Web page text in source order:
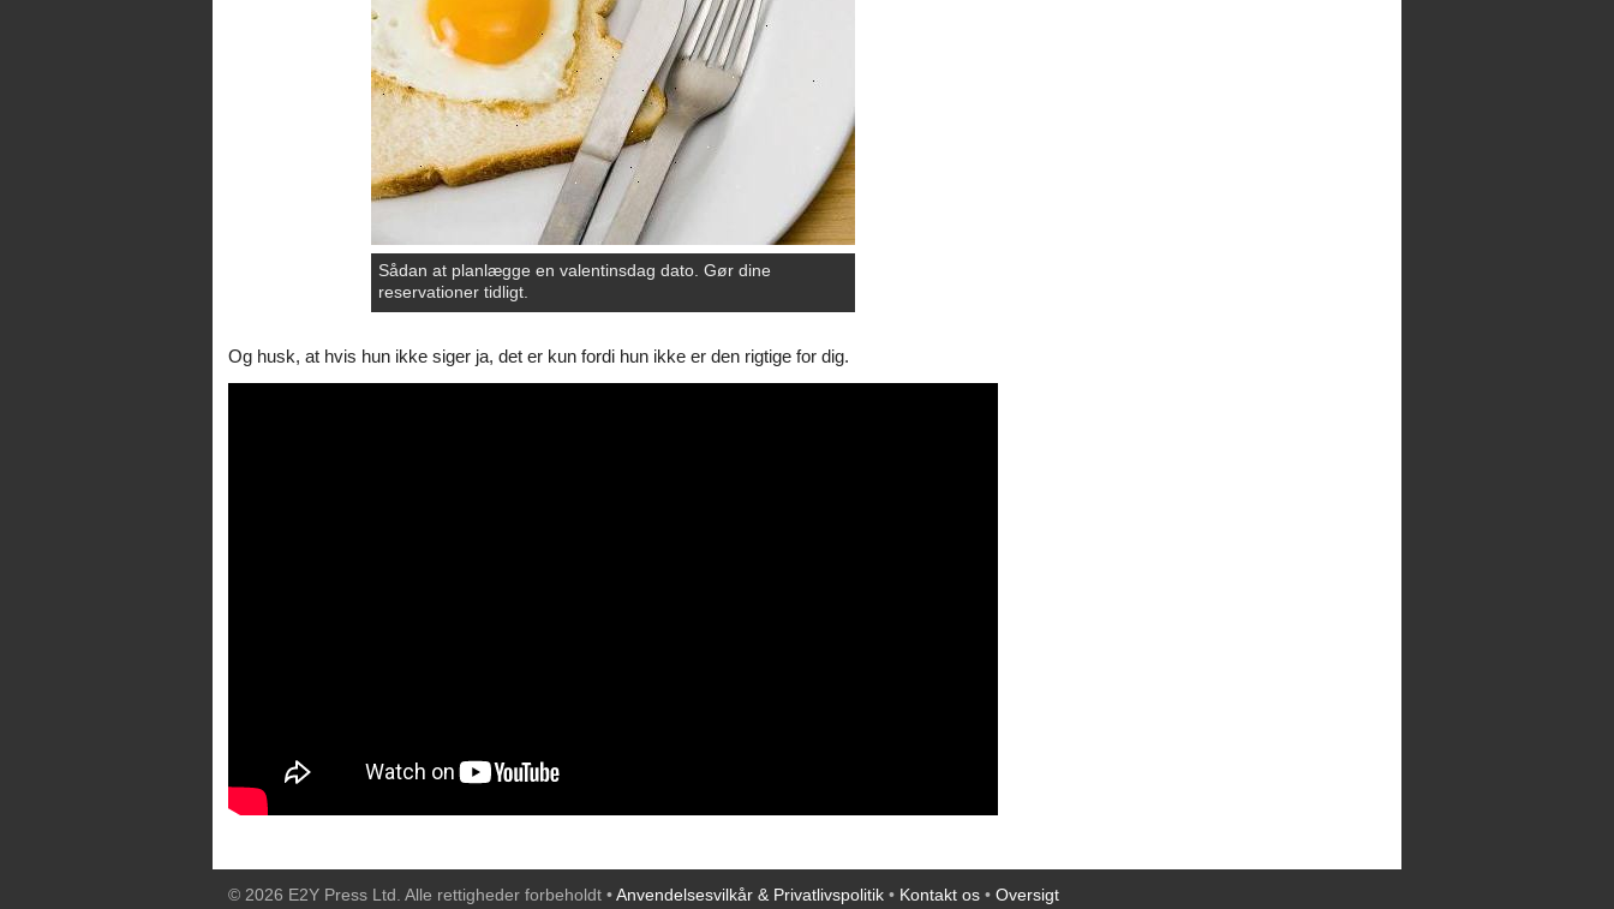
Sådan at planlægge en valentinsdag dato. Gør dine
reservationer tidligt.
Og husk, at hvis hun ikke siger ja, det er kun fordi hun ikke er den rigtige for dig.
© 2026 E2Y Press Ltd. Alle rettigheder forbeholdt •Anvendelsesvilkår & Privatlivspolitik • Kontakt os • Oversigt